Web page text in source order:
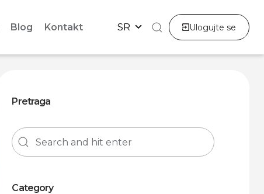
Blog Kontakt SR Ulogujte se
Pretraga
Category